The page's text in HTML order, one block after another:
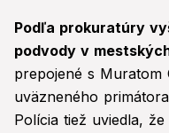
Podľa prokuratúry
podvody v
prepojené s Muratom
uväzneného
Polícia tiež uviedla,